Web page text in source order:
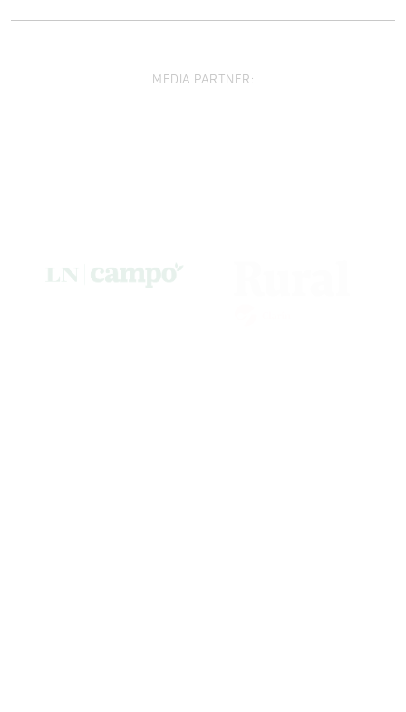
MEDIA PARTNER: